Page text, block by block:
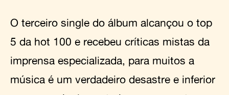
O terceiro single do álbum alcançou o top
5 da hot 100 e recebeu críticas mistas da
imprensa especializada, para muitos a
música é um verdadeiro desastre e inferior